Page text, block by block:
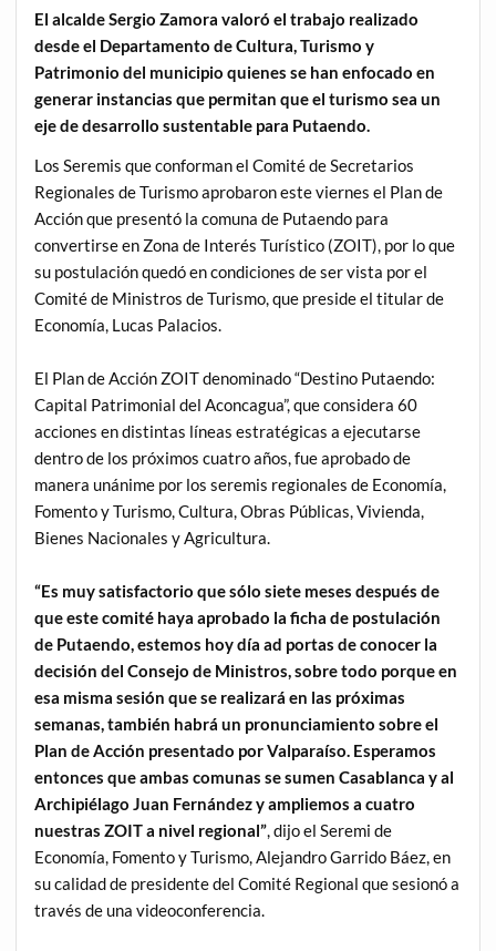
El alcalde Sergio Zamora valoró el trabajo realizado
desde el Departamento de Cultura, Turismo y
Patrimonio del municipio quienes se han enfocado en
generar instancias que permitan que el turismo sea un
eje de desarrollo sustentable para Putaendo.
Los Seremis que conforman el Comité de Secretarios
Regionales de Turismo aprobaron este viernes el Plan de
Acción que presentó la comuna de Putaendo para
convertirse en Zona de Interés Turístico (ZOIT), por lo que
su postulación quedó en condiciones de ser vista por el
Comité de Ministros de Turismo, que preside el titular de
Economía, Lucas Palacios.
El Plan de Acción ZOIT denominado “Destino Putaendo:
Capital Patrimonial del Aconcagua”, que considera 60
acciones en distintas líneas estratégicas a ejecutarse
dentro de los próximos cuatro años, fue aprobado de
manera unánime por los seremis regionales de Economía,
Fomento y Turismo, Cultura, Obras Públicas, Vivienda,
Bienes Nacionales y Agricultura.
“Es muy satisfactorio que sólo siete meses después de
que este comité haya aprobado la ficha de postulación
de Putaendo, estemos hoy día ad portas de conocer la
decisión del Consejo de Ministros, sobre todo porque en
esa misma sesión que se realizará en las próximas
semanas, también habrá un pronunciamiento sobre el
Plan de Acción presentado por Valparaíso. Esperamos
entonces que ambas comunas se sumen Casablanca y al
Archipiélago Juan Fernández y ampliemos a cuatro
nuestras ZOIT a nivel regional”, dijo el Seremi de
Economía, Fomento y Turismo, Alejandro Garrido Báez, en
su calidad de presidente del Comité Regional que sesionó a
través de una videoconferencia.